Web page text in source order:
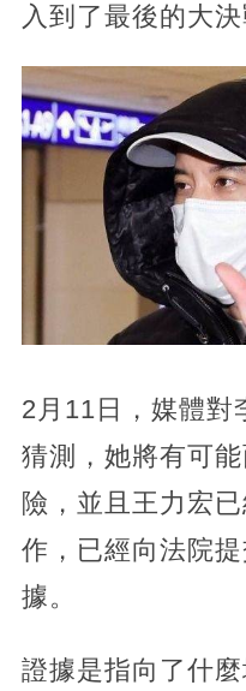
入到了最後的大決
2月11日，媒體對
猜測，她將有可
險，並且王力宏
作，已經向法院
據。
證據是指向了什